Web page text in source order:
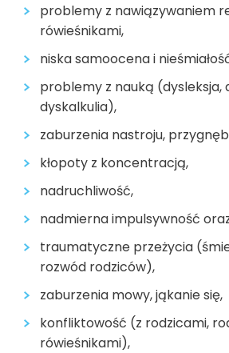
problemy z nawiązywaniem
rówieśnikami,
niska samoocena i
problemy z nauką (dysleksja,
dyskalkulia),
zaburzenia nastroju,
kłopoty z koncentracją,
nadruchliwość,
nadmierna impulsywność
traumatyczne przeżycia
rozwód rodziców),
zaburzenia mowy, jąkanie się,
konfliktowość (z rodzicami,
rówieśnikami),